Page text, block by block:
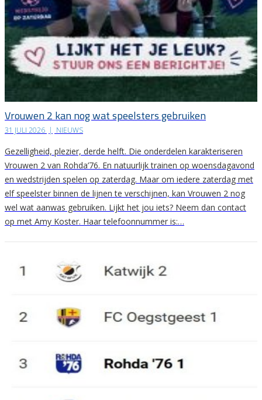
Vrouwen 2 kan nog wat speelsters gebruiken
31 JULI 2026 | NIEUWS
Gezelligheid, plezier, derde helft. Die onderdelen karakteriseren
Vrouwen 2 van Rohda’76. En natuurlijk trainen op woensdagavond
en wedstrijden spelen op zaterdag. Maar om iedere zaterdag met
elf speelster binnen de lijnen te verschijnen, kan Vrouwen 2 nog
wel wat aanwas gebruiken. Lijkt het jou iets? Neem dan contact
op met Amy Koster. Haar telefoonnummer is:…